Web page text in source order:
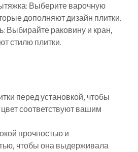
Выберите варочную
дополняют дизайн плитки.
Выбирайте раковину и кран,
стилю плитки.
перед установкой, чтобы
соответствуют вашим
прочностью и
чтобы она выдерживала